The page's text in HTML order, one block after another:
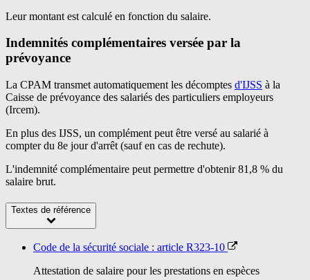
Leur montant est calculé en fonction du salaire.
Indemnités complémentaires versée par la
prévoyance
La CPAM transmet automatiquement les décomptes d'IJSS à la
Caisse de prévoyance des salariés des particuliers employeurs
(Ircem).
En plus des IJSS, un complément peut être versé au salarié à
compter du 8e jour d'arrêt (sauf en cas de rechute).
L'indemnité complémentaire peut permettre d'obtenir81,8 % du
salaire brut.
Textes de référence
Code de la sécurité sociale : article R323-10
Attestation de salaire pour les prestations en espèces